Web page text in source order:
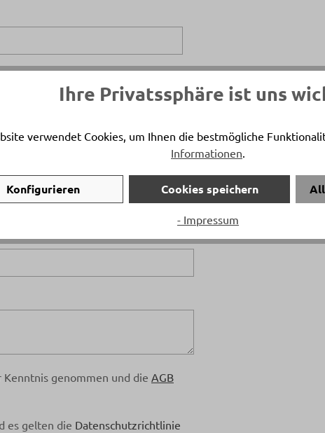
Kenntnis genommen und die AGB
es gelten die Datenschutzrichtlinie
Ihre Privatssphäre ist uns
verwendet Cookies, um Ihnen die bestmögliche
Informationen.
Konfigurieren Cookies speichern
- Impressum